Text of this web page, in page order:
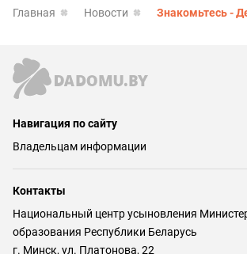
Главная Новости Знакомьтесь -
Навигация по сайту
Владельцам информации
Контакты
Национальный центр усыновления
образования Республики Беларусь
г. Минск, ул. Платонова, 22